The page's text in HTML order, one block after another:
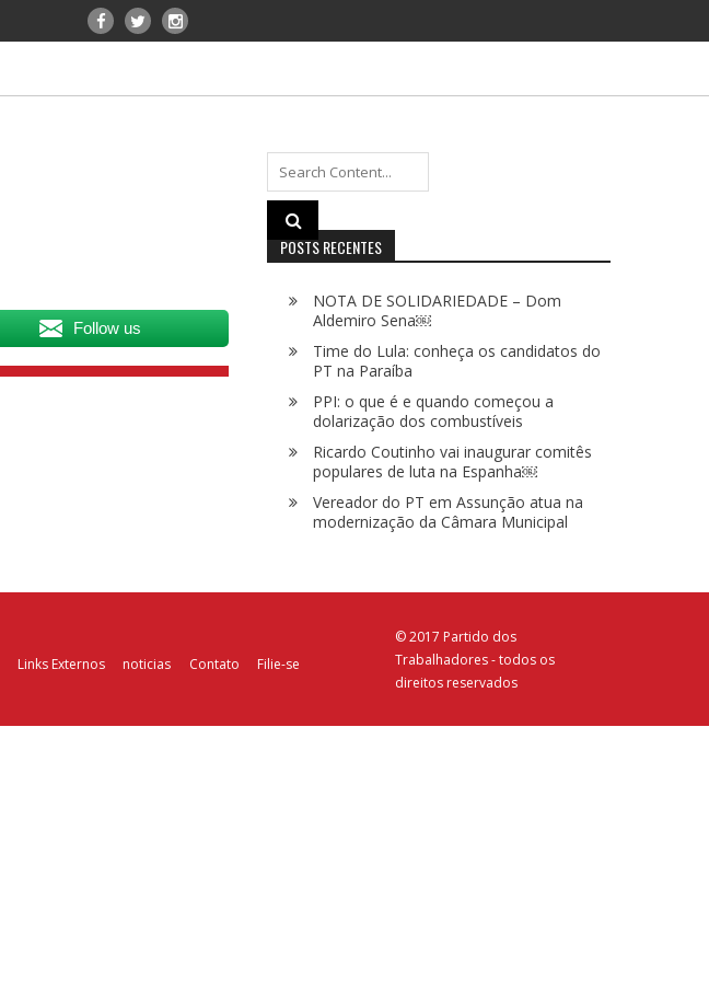
Follow us
Search
for:
POSTS RECENTES
NOTA DE SOLIDARIEDADE – Dom
Aldemiro Sena￼
Time do Lula: conheça os candidatos do
PT na Paraíba
PPI: o que é e quando começou a
dolarização dos combustíveis
Ricardo Coutinho vai inaugurar comitês
populares de luta na Espanha￼
Vereador do PT em Assunção atua na
modernização da Câmara Municipal
Links Externos noticias Contato Filie-se
© 2017 Partido dos
Trabalhadores - todos os
direitos reservados